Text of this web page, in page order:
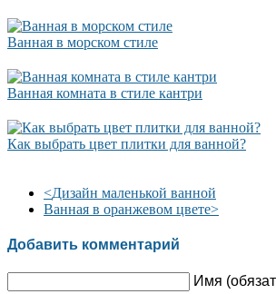
Ванная в морском стиле
Ванная комната в стиле кантри
Как выбрать цвет плитки для ванной?
<Дизайн маленькой ванной
Ванная в оранжевом цвете>
Добавить комментарий
Имя